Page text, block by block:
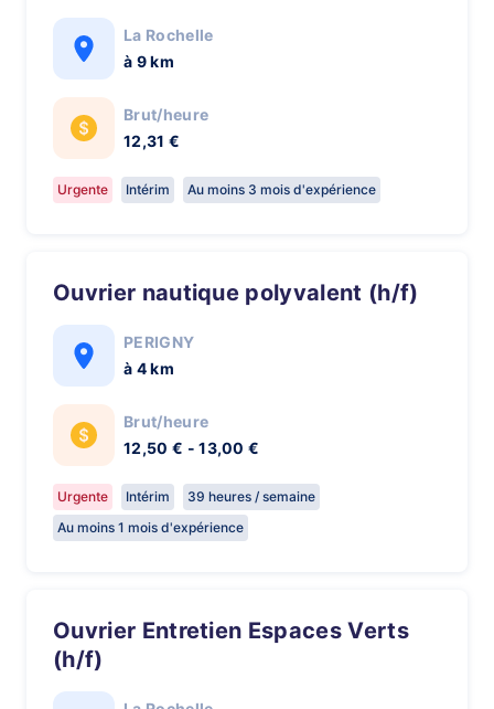
La Rochelle
à 9 km
Brut/heure
12,31 €
Urgente Intérim Au moins 3 mois d'expérience
Ouvrier nautique polyvalent (h/f)
PERIGNY
à 4 km
Brut/heure
12,50 € - 13,00 €
Urgente Intérim
39 heures / semaine
Au moins 1 mois d'expérience
Ouvrier Entretien Espaces Verts
(h/f)